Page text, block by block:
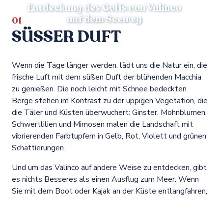
Spaziergänge &
Naturaktivitäten
3
4 Eintauchen in religiöse Feste
Entdeckung des Golfs von Valinco
auf dem Seeweg
01
SÜSSER DUFT
Wenn die Tage länger werden, lädt uns die Natur ein, die
frische Luft mit dem süßen Duft der blühenden Macchia
zu genießen. Die noch leicht mit Schnee bedeckten
Berge stehen im Kontrast zu der üppigen Vegetation, die
die Täler und Küsten überwuchert: Ginster, Mohnblumen,
Schwertlilien und Mimosen malen die Landschaft mit
vibrierenden Farbtupfern in Gelb, Rot, Violett und grünen
Schattierungen.
Und um das Valinco auf andere Weise zu entdecken, gibt
es nichts Besseres als einen Ausflug zum Meer: Wenn
Sie mit dem Boot oder Kajak an der Küste entlangfahren,